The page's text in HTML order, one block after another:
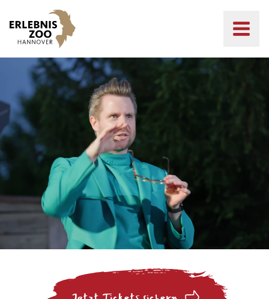
NACHT DER